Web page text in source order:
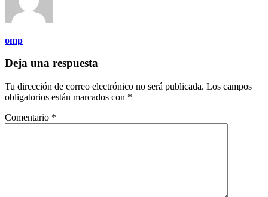
omp
Deja una respuesta
Tu dirección de correo electrónico no será publicada. Los campos
obligatorios están marcados con *
Comentario *